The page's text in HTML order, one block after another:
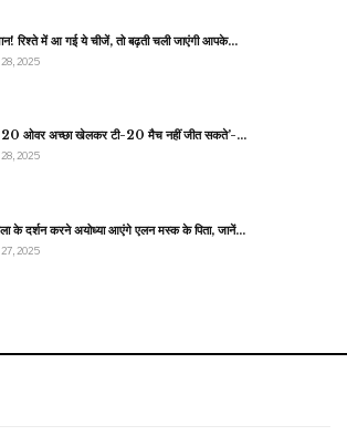
रिश्ते में आ गई ये चीजें, तो बढ़ती चली जाएंगी आपके…
2025
20 ओवर अच्छा खेलकर टी-20 मैच नहीं जीत सकते’-…
2025
के दर्शन करने अयोध्या आएंगे एलन मस्क के पिता, जानें…
2025